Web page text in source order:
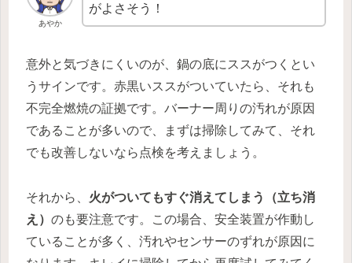
あやか
がよさそう！
意外と気づきにくいのが、鍋の底にススがつくとい
うサインです。赤黒いススがついていたら、それも
不完全燃焼の証拠です。バーナー周りの汚れが原因
であることが多いので、まずは掃除してみて、それ
でも改善しないなら点検を考えましょう。
それから、 火がついてもすぐ消えてしまう（立ち消
え） のも要注意です。この場合、安全装置が作動し
ていることが多く、汚れやセンサーのずれが原因に